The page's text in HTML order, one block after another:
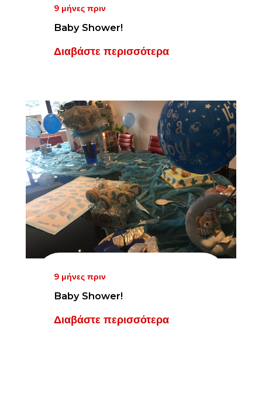
9 μήνες πριν
Baby Shower!
Διαβάστε περισσότερα
9 μήνες πριν
Baby Shower!
Διαβάστε περισσότερα